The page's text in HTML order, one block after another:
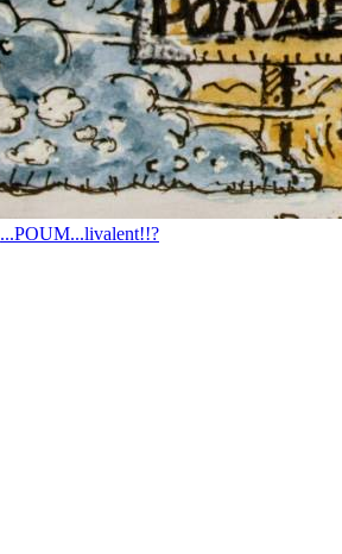
...POUM...livalent!!?